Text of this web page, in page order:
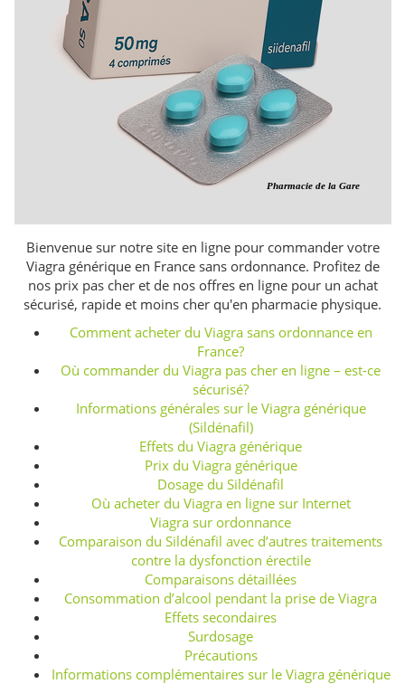
Bienvenue sur notre site en ligne pour commander votre
Viagra générique en France sans ordonnance. Profitez de
nos prix pas cher et de nos offres en ligne pour un achat
sécurisé, rapide et moins cher qu'en pharmacie physique.
Comment acheter du Viagra sans ordonnance en
France?
Où commander du Viagra pas cher en ligne – est-ce
sécurisé?
Informations générales sur le Viagra générique
(Sildénafil)
Effets du Viagra générique
Prix du Viagra générique
Dosage du Sildénafil
Où acheter du Viagra en ligne sur Internet
Viagra sur ordonnance
Comparaison du Sildénafil avec d’autres traitements
contre la dysfonction érectile
Comparaisons détaillées
Consommation d’alcool pendant la prise de Viagra
Effets secondaires
Surdosage
Précautions
Informations complémentaires sur le Viagra générique